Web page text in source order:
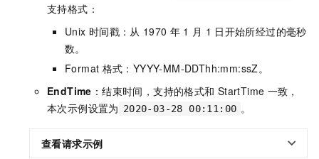
支持格式：
Unix 时间戳：从 1970 年 1 月 1 日开始所经过的毫秒
数。
Format 格式：YYYY-MM-DDThh:mm:ssZ。
EndTime ：结束时间，支持的格式和 StartTime 一致，
本次示例设置为 2020-03-28 00:11:00 。
查看请求示例